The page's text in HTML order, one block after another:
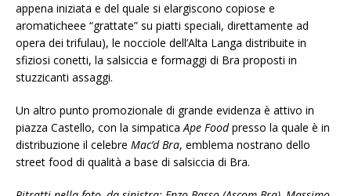
appena iniziata e del quale si elargiscono copiose e
aromaticheee “grattate” su piatti speciali, direttamente ad
opera dei trifulau), le nocciole dell’Alta Langa distribuite in
sfiziosi conetti, la salsiccia e formaggi di Bra proposti in
stuzzicanti assaggi.
Un altro punto promozionale di grande evidenza è attivo in
piazza Castello, con la simpaticaApe Foodpresso la quale è in
distribuzione il celebre Mac’d Bra, emblema nostrano dello
street food di qualità a base di salsiccia di Bra.